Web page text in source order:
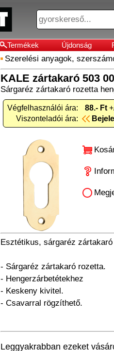
Termékek Újdonság
Szerelési anyagok,
KALE zártakaró 503
Sárgaréz zártakaró rozetta
Végfelhasználói ára: 88.- Ft
Viszonteladói ára:
Esztétikus, sárgaréz
- Sárgaréz zártakaró rozetta.
- Hengerzárbetétekhez
- Keskeny kivitel.
- Csavarral rögzíthető.
Leggyakrabban ezeket